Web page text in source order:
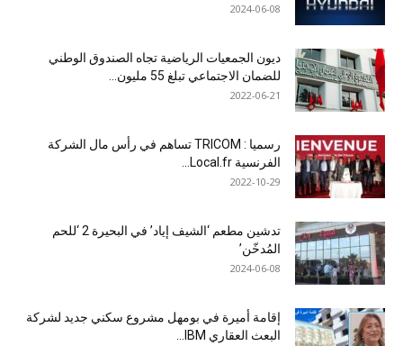
2024-06-08
ديون الجمعيات الرياضية تجاه الصندوق الوطني
للضمان الاجتماعي تبلغ 55 مليون...
2022-06-21
رسميا : TRICOM تساهم في رأس مال الشركة
الفرنسية Local.fr...
2022-10-29
تدشين مطعم ‘الشيف إياد’ في البحيرة 2 ‘للحم
المُدخّن’
2024-06-08
إقامة أميرة في بومهل مشروع سكني جديد لشركة
البعث العقاري IBM...